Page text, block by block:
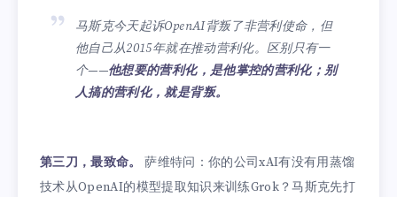
马斯克今天起诉OpenAI背叛了非营利使命，但
他自己从2015年就在推动营利化。区别只有一
个——他想要的营利化，是他掌控的营利化；别
人搞的营利化，就是背叛。
第三刀，最致命。
萨维特问：你的公司xAI有没有用蒸馏
技术从OpenAI的模型提取知识来训练Grok？马斯克先打